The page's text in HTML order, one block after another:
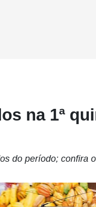
na 1ª
do período; confira